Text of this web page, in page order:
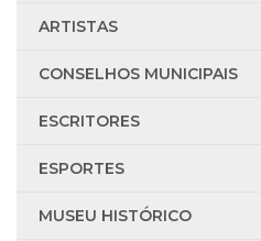
ARTISTAS
CONSELHOS MUNICIPAIS
ESCRITORES
ESPORTES
MUSEU HISTÓRICO